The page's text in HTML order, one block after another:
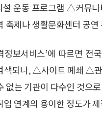
운동 프로그램 △커뮤니
축제나 생활문화센터 공
정보서비스’에 따르면 전
색되나, △사이트 폐쇄 △
없는 기관이 다수인 것으
업 연계의 용이한 정도가